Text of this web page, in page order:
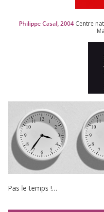
Philippe Casal,2004 Centre
Pas le temps !…